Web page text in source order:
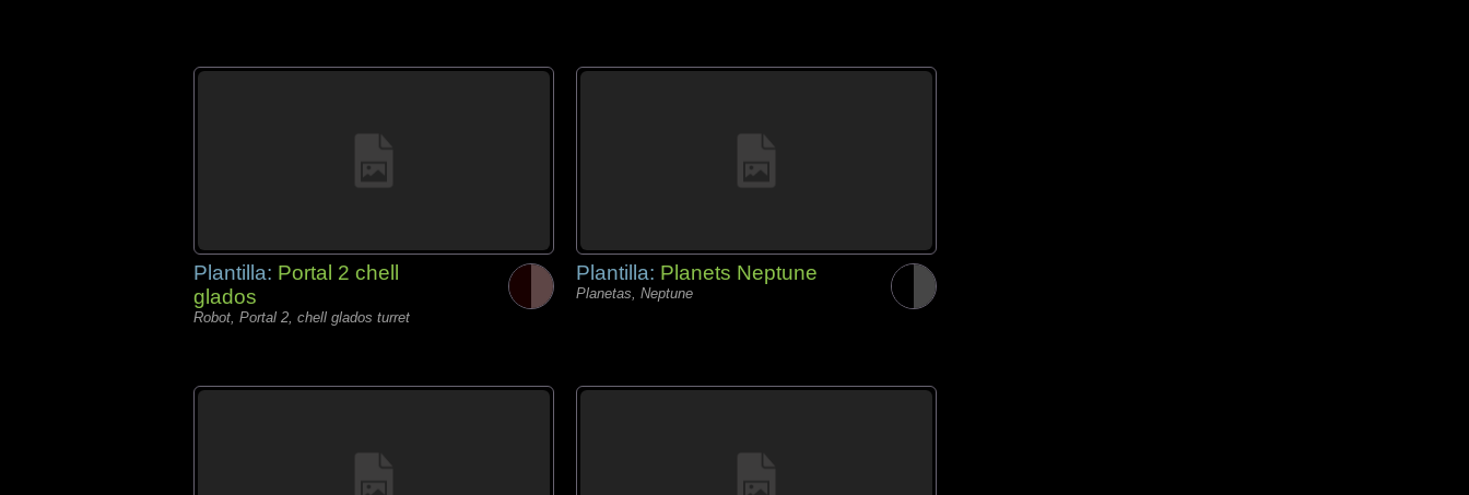
Plantilla: Portal 2 chell
glados
Robot, Portal 2, chell glados turret
Plantilla: Planets Neptune
Planetas, Neptune